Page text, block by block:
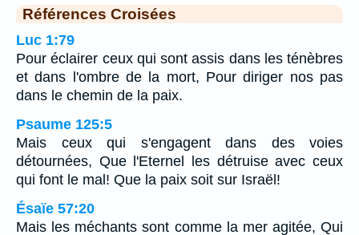
Références Croisées
Luc 1:79
Pour éclairer ceux qui sont assis dans les ténèbres
et dans l'ombre de la mort, Pour diriger nos pas
dans le chemin de la paix.
Psaume 125:5
Mais ceux qui s'engagent dans des voies
détournées, Que l'Eternel les détruise avec ceux
qui font le mal! Que la paix soit sur Israël!
Ésaïe 57:20
Mais les méchants sont comme la mer agitée, Qui